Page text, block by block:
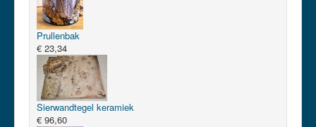
Prullenbak
€ 23,34
Sierwandtegel keramiek
€ 96,60